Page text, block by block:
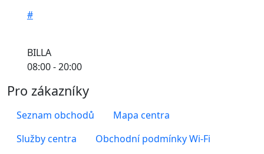
#
BILLA
08:00 - 20:00
Pro zákazníky
Seznam obchodů
Mapa centra
Služby centra
Obchodní podmínky Wi-Fi